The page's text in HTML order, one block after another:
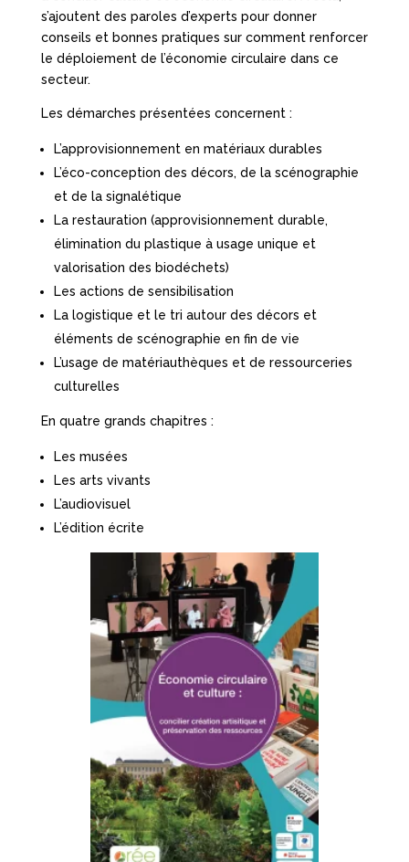
s’ajoutent des paroles d’experts pour donner
conseils et bonnes pratiques sur comment renforcer
le déploiement de l’économie circulaire dans ce
secteur.
Les démarches présentées concernent :
L’approvisionnement en matériaux durables
L’éco-conception des décors, de la scénographie
et de la signalétique
La restauration (approvisionnement durable,
élimination du plastique à usage unique et
valorisation des biodéchets)
Les actions de sensibilisation
La logistique et le tri autour des décors et
éléments de scénographie en fin de vie
L’usage de matériauthèques et de ressourceries
culturelles
En quatre grands chapitres :
Les musées
Les arts vivants
L’audiovisuel
L’édition écrite